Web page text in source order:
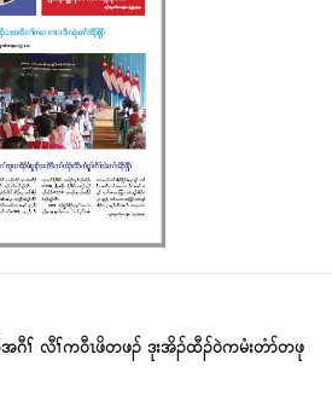
ၢ် လီၢ်က၀ီၤဖိတဖၣ် ဒုးအိၣ်ထီၣ်၀ဲကမံးတံာ်တဖု